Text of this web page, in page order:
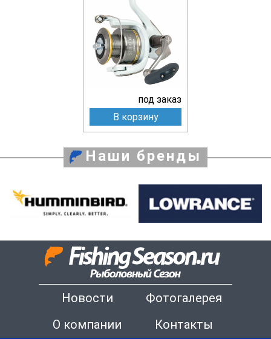
под заказ
В корзину
Наши бренды
Новости
Фотогалерея
О компании
Контакты